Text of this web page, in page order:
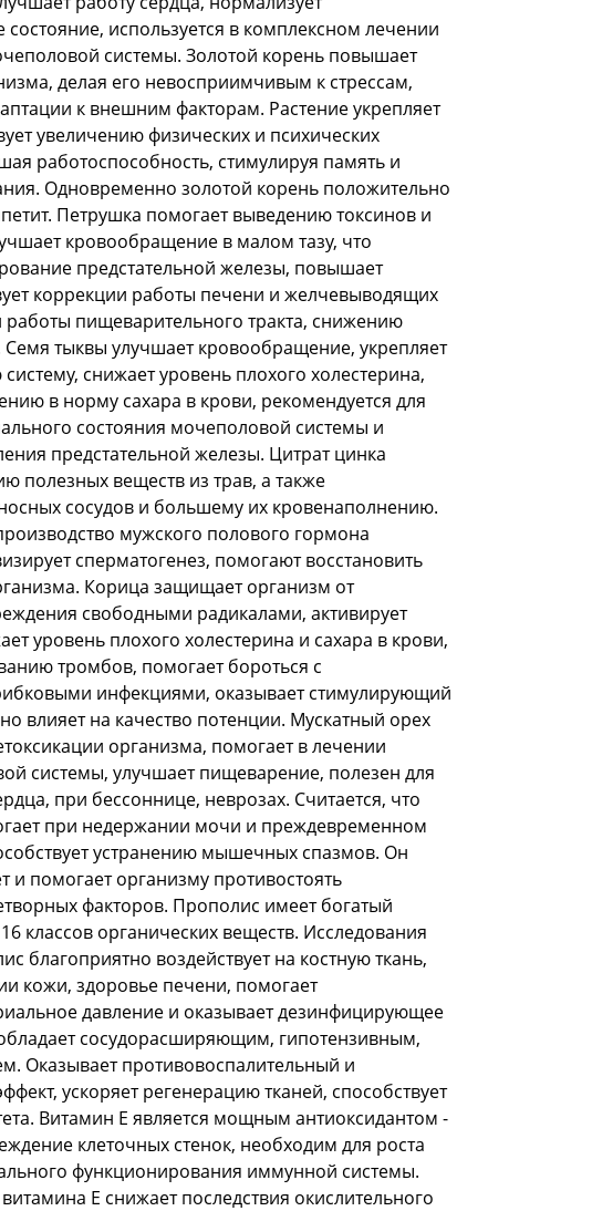
используется в комплексном лечении
системы. Золотой корень повышает
делая его невосприимчивым к стрессам,
к внешним факторам. Растение укрепляет
увеличению физических и психических
работоспособность, стимулируя память и
Одновременно золотой корень положительно
Петрушка помогает выведению токсинов и
кровообращение в малом тазу, что
предстательной железы, повышает
коррекции работы печени и желчевыводящих
пищеварительного тракта, снижению
Семя тыквы улучшает кровообращение, укрепляет
снижает уровень плохого холестерина,
в норму сахара в крови, рекомендуется для
состояния мочеполовой системы и
предстательной железы. Цитрат цинка
полезных веществ из трав, а также
сосудов и большему их кровенаполнению.
мужского полового гормона
сперматогенез, помогают восстановить
Корица защищает организм от
свободными радикалами, активирует
уровень плохого холестерина и сахара в крови,
тромбов, помогает бороться с
инфекциями, оказывает стимулирующий
влияет на качество потенции. Мускатный орех
организма, помогает в лечении
системы, улучшает пищеварение, полезен для
при бессоннице, неврозах. Считается, что
при недержании мочи и преждевременном
устранению мышечных спазмов. Он
и помогает организму противостоять
факторов. Прополис имеет богатый
классов органических веществ. Исследования
благоприятно воздействует на костную ткань,
кожи, здоровье печени, помогает
давление и оказывает дезинфицирующее
сосудорасширяющим, гипотензивным,
Оказывает противовоспалительный и
ускоряет регенерацию тканей, способствует
Витамин Е является мощным антиоксидантом -
клеточных стенок, необходим для роста
функционирования иммунной системы.
Е снижает последствия окислительного